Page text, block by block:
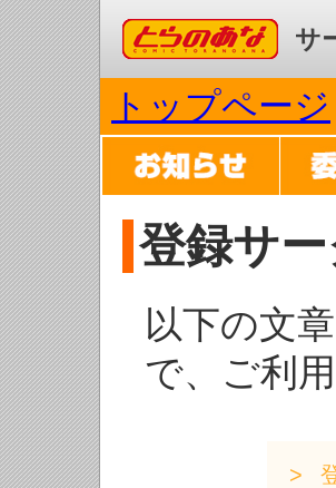
コミックとらのあな サ
トップページ
登録サ
以下の文
で、ご利